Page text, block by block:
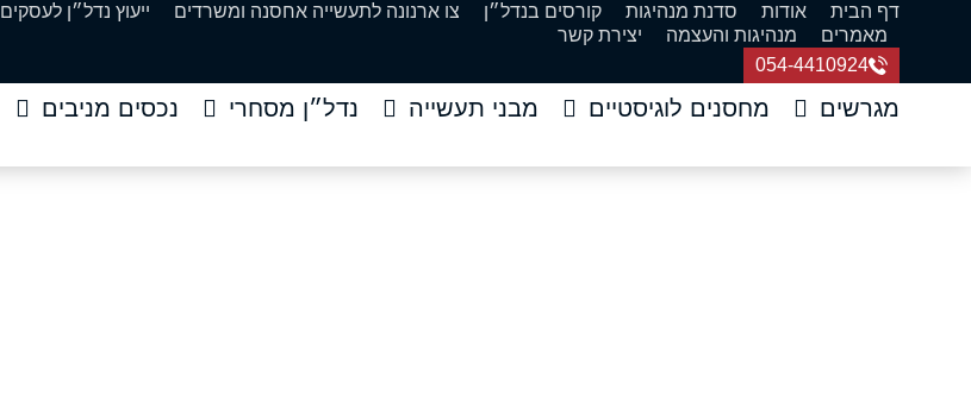
דף הבית אודות סדנת מנהיגות קורסים בנדל״ן צו ארנונה לתעשייה אחסנה ומשרדים ייעוץ נדל״ן לעסקים
מאמרים
מנהיגות והעצמה
יצירת קשר
054-4410924
מגרשים מחסנים לוגיסטיים מבני תעשייה נדל״ן מסחרי נכסים מניבים